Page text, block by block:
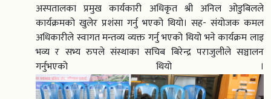
अस्पतालका प्रमुख कार्यकारी अधिकृत श्री अनिल ओडुबिलले
कार्यक्रमको खुलेर प्रशंसा गर्नु भएको थियो। सह- संयोजक कमल
अधिकारीले स्वागत मन्तव्य व्यक्त गर्नु भएको थियो भने कार्यक्रम लाइ
भव्य र सभ्य रुपले संस्थाका सचिब बिरेन्द्र पराजुलीले सञ्चालन
गर्नुभएको थियो ।